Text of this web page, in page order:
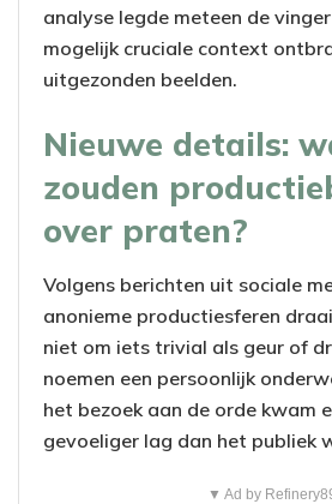
analyse legde meteen de
mogelijk cruciale context
uitgezonden beelden.
Nieuwe details:
zouden
over praten?
Volgens berichten uit sociale
anonieme productiesferen
niet om iets trivial als geur of
noemen een persoonlijk
het bezoek aan de orde kwam
gevoeliger lag dan het publiek
▼ Ad by